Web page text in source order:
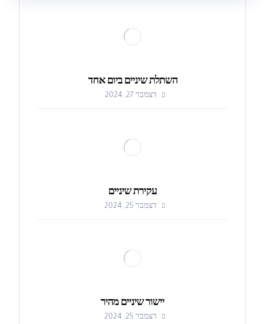
השתלת שיניים ביום אחד
דצמבר 27, 2024
עקירת שיניים
דצמבר 25, 2024
יישור שיניים מהיר
דצמבר 25, 2024